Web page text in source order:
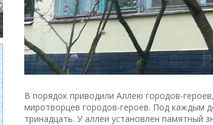
В порядок приводили Аллею городов-
миротворцев городов-героев. Под каждым
тринадцать. У аллеи установлен памятный